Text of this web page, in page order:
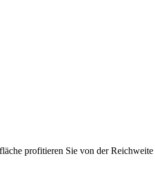
profitieren Sie von der